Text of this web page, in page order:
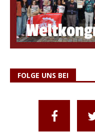
FOLGE UNS BEI